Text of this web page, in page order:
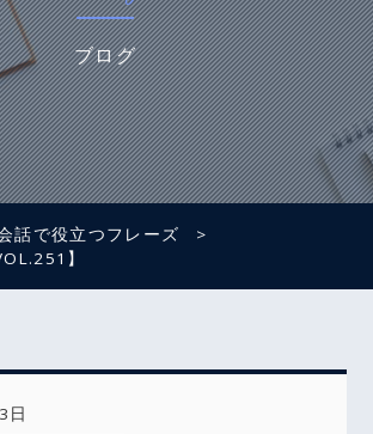
ブログ
話で役立つフレーズ
】
日